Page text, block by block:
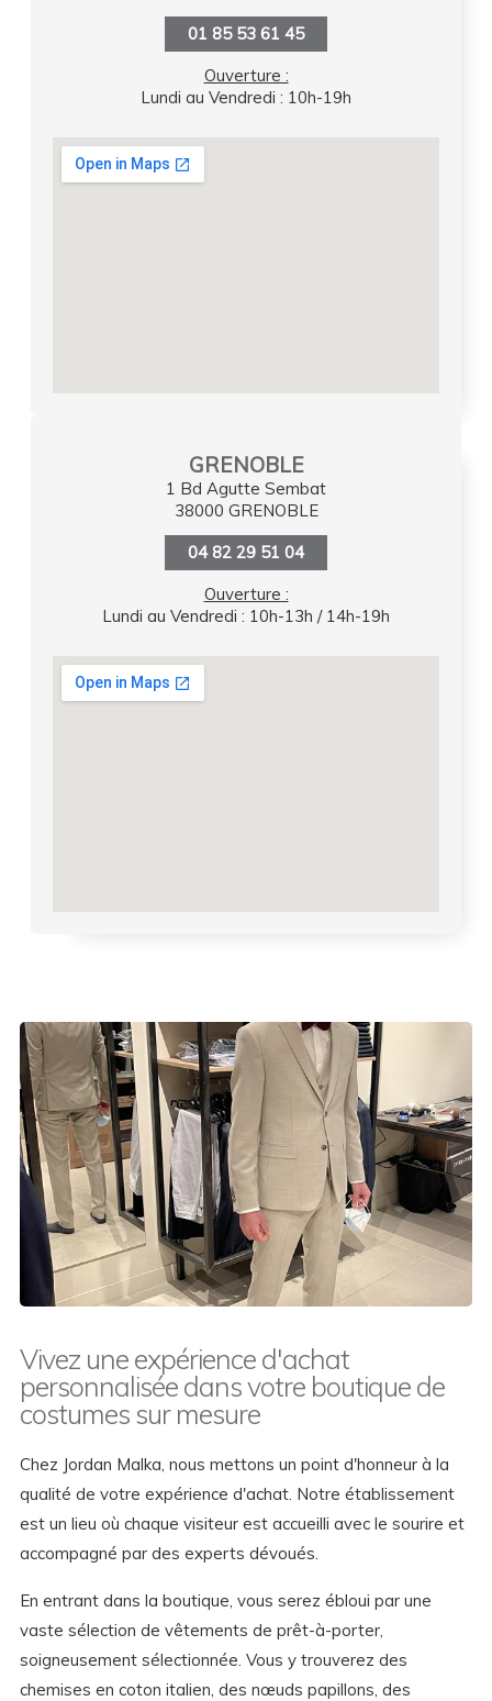
01 85 53 61 45
Ouverture :
Lundi au Vendredi : 10h-19h
GRENOBLE
1 Bd Agutte Sembat
38000 GRENOBLE
04 82 29 51 04
Ouverture :
Lundi au Vendredi : 10h-13h / 14h-19h
Vivez une expérience d'achat
personnalisée dans votre boutique de
costumes sur mesure
Chez Jordan Malka, nous mettons un point d'honneur à la
qualité de votre expérience d'achat. Notre établissement
est un lieu où chaque visiteur est accueilli avec le sourire et
accompagné par des experts dévoués.
En entrant dans la boutique, vous serez ébloui par une
vaste sélection de vêtements de prêt-à-porter,
soigneusement sélectionnée. Vous y trouverez des
chemises en coton italien, des nœuds papillons, des